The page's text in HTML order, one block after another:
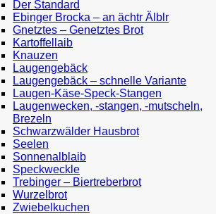
Der Standard
Ebinger Brocka – an ächtr Älblr
Gnetztes – Genetztes Brot
Kartoffellaib
Knauzen
Laugengebäck
Laugengebäck – schnelle Variante
Laugen-Käse-Speck-Stangen
Laugenwecken, -stangen, -mutscheln,
Brezeln
Schwarzwälder Hausbrot
Seelen
Sonnenalblaib
Speckweckle
Trebinger – Biertreberbrot
Wurzelbrot
Zwiebelkuchen